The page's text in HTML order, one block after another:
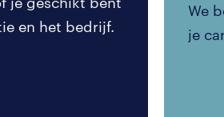
en het bedrijf.
We
je